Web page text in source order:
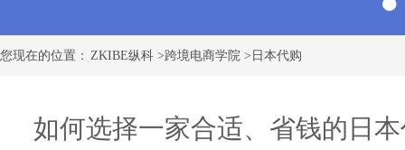
您现在的位置： ZKIBE纵科 >跨境电商学院 > 日本代购
如何选择一家合适、省钱的日